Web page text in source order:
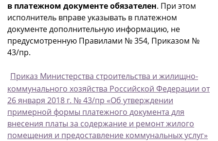
в платежном документе обязателен. При этом
исполнитель вправе указывать в платежном
документе дополнительную информацию, не
предусмотренную Правилами № 354, Приказом №
43/пр.
Приказ Министерства строительства и жилищно-
коммунального хозяйства Российской Федерации от
26 января 2018 г. № 43/пр «Об утверждении
примерной формы платежного документа для
внесения платы за содержание и ремонт жилого
помещения и предоставление коммунальных услуг»